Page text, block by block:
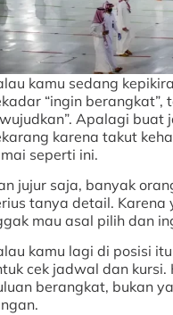
kamu sedang
“ingin
Apalagi buat
karena takut
seperti ini.
jujur saja, banyak
tanya detail. Karena
mau asal pilih dan
kamu lagi di posisi
cek jadwal dan
berangkat, bukan